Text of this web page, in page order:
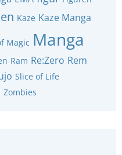
Kaze Kaze Manga
Magic Manga
Ram Re:Zero Rem
Slice of Life
Zombies